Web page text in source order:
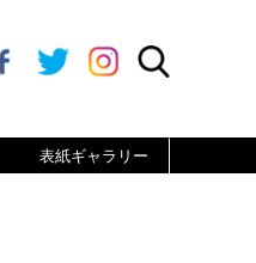
表紙ギャラリー